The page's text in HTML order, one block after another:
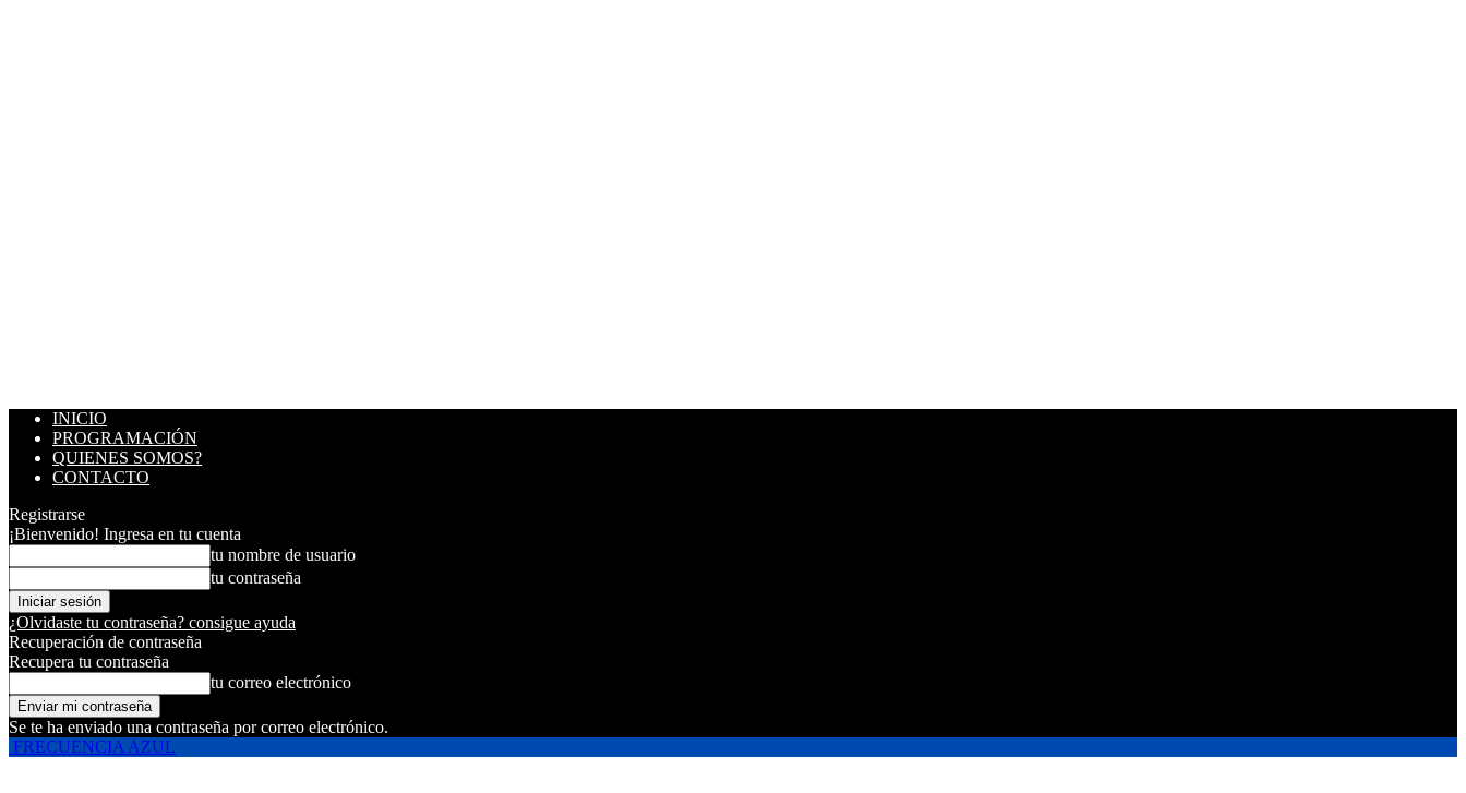
INICIO
PROGRAMACIÓN
QUIENES SOMOS?
CONTACTO
Registrarse
¡Bienvenido! Ingresa en tu cuenta
tu nombre de usuario
tu contraseña
¿Olvidaste tu contraseña? consigue ayuda
Recuperación de contraseña
Recupera tu contraseña
tu correo electrónico
Se te ha enviado una contraseña por correo electrónico.
FRECUENCIA AZUL